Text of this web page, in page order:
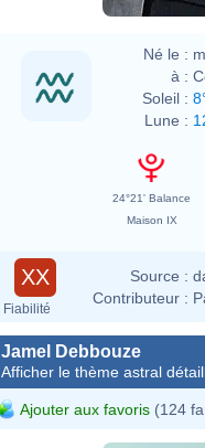
Né le :
à :
Soleil :
Lune :
24°21' Balance
Maison IX
XX
Fiabilité
Source :
Contributeur :
Jamel Debbouze
Afficher le thème astral
Ajouter aux favoris (124